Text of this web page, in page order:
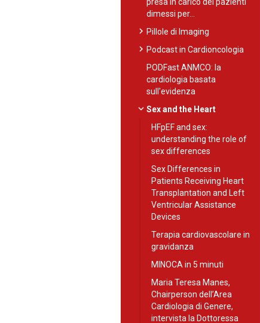
dimessi per…
chevron_rightPillole di Imaging
chevron_rightPodcast in Cardioncologia
PODFast ANMCO: la
cardiologia basata
sull'evidenza
expand_moreSex and the Heart
HFpEF and sex:
understanding the role of
sex differences
Sex Differences in
Patients Receiving Heart
Transplantation and Left
Ventricular Assistance
Devices
Terapia cardiovascolare in
gravidanza
MINOCA in 5 minuti
Maria Teresa Manes,
Chairperson dell’Area
Cardiologia di Genere,
intervista la Dottoressa